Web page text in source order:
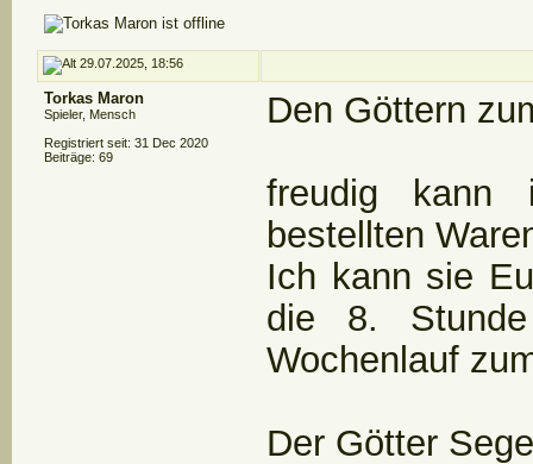
29.07.2025, 18:56
Torkas Maron
Spieler, Mensch
Registriert seit: 31 Dec 2020
Beiträge: 69
Den Göttern
freudig kann
bestellten
Ich kann sie
die 8.
Wochenlauf
Der Götter